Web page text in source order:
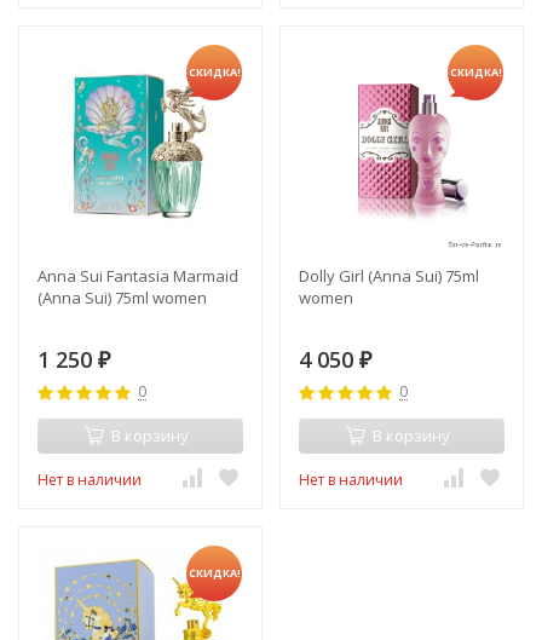
СКИДКА!
Anna Sui Fantasia Marmaid
(Anna Sui) 75ml women
1 250 ₽
0
В корзину
Нет в наличии
СКИДКА!
Dolly Girl (Anna Sui) 75ml
women
4 050 ₽
0
В корзину
Нет в наличии
СКИДКА!